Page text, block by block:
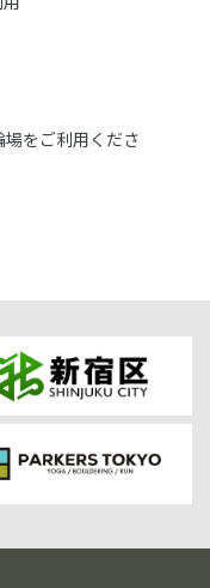
をご利用くださ